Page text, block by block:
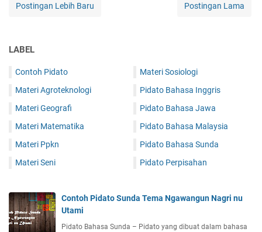
Postingan Lebih Baru Postingan Lama
LABEL
Contoh Pidato
Materi Agroteknologi
Materi Geografi
Materi Matematika
Materi Ppkn
Materi Seni
Materi Sosiologi
Pidato Bahasa Inggris
Pidato Bahasa Jawa
Pidato Bahasa Malaysia
Pidato Bahasa Sunda
Pidato Perpisahan
Contoh Pidato Sunda Tema Ngawangun Nagri nu
Utami
Pidato Bahasa Sunda – Pidato yang dibuat dalam bahasa